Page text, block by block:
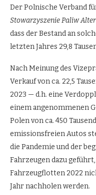
Der Polnische Verband
Stowarzyszenie Paliw
dass der Bestand an
letzten Jahres 29,8
Nach Meinung des
Verkauf von ca. 22,5
2023 — d.h. eine
einem angenommenen
Polen von ca. 450
emissionsfreien Autos
die Pandemie und der
Fahrzeugen dazu
Fahrzeugflotten 2022
Jahr nachholen werden.